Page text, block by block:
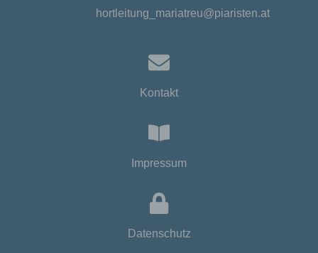
hortleitung_mariatreu@piaristen.at
Kontakt
Impressum
Datenschutz
Daten der Nutzer werden nur bei Vorliegen einer
gesetzlichen Erlaubnis verarbeitet. D.h.,
Bearbeitung von Aufträgen) sowie Online-Services
eine Einwilligung der Nutzer vorliegt, als auch
DSGVO, insbesondere bei der
Werbe- und Marketingzwecken sowie Erhebung
von Zugriffsdaten und Einsatz der Dienste von